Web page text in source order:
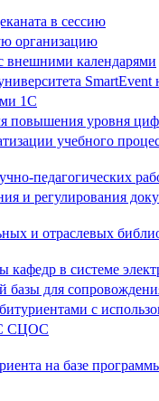
в сессию
организацию
внешними календарями
1С
уровня
учебного
педагогических
и регулирования
и отраслевых
кафедр в системе
для
с
СЦОС
на базе